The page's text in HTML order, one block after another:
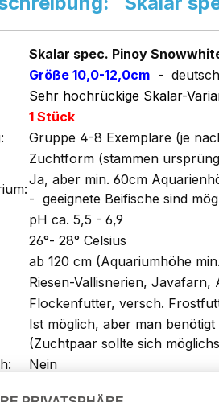
Skalar spec. Pinoy
Größe 10,0-12,0cm -
Sehr hochrückige Skalar-
1 Stück
Gruppe 4-8 Exemplare (je
Zuchtform (stammen
Ja, aber min. 60cm
- geeignete Beifische sind
pH ca. 5,5 - 6,9
26°- 28° Celsius
ab 120 cm (Aquariumhöhe
Riesen-Vallisnerien,
Flockenfutter, versch.
Ist möglich, aber man
(Zuchtpaar sollte sich
Nein